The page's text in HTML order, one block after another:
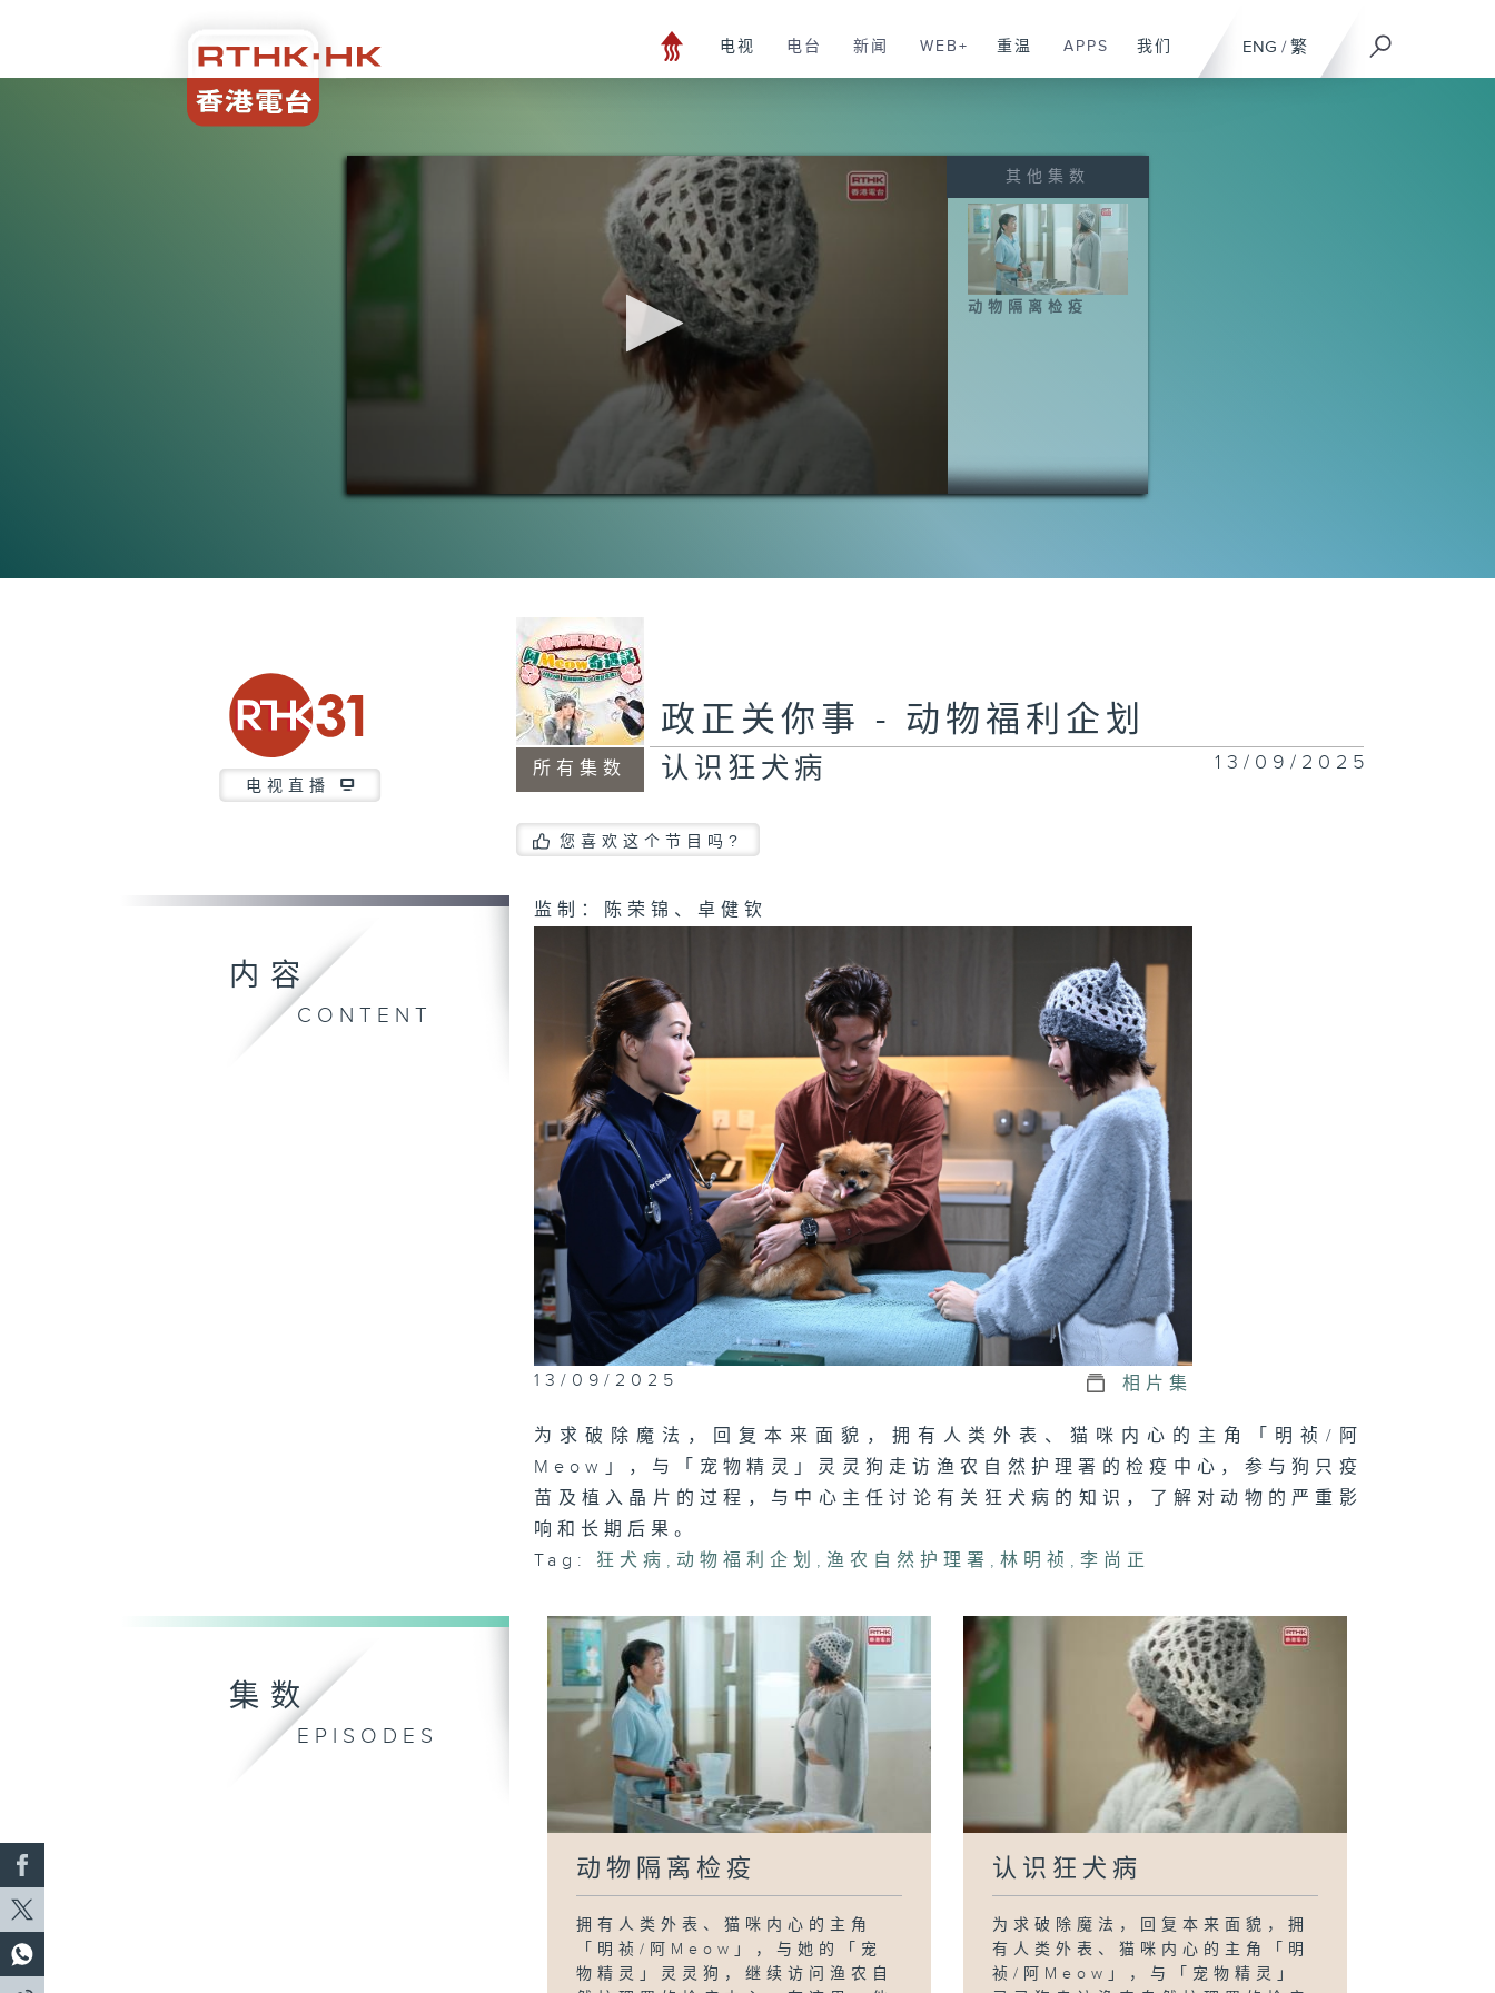
ENG / 繁
电视 电台 新闻 WEB+ 重温 APPS 我们
0
其他集数
动物隔离检疫
电视直播
所有集数
政正关你事 - 动物福利企划
认识狂犬病 13/09/2025
您喜欢这个节目吗?
内容
CONTENT
监制：陈荣锦、卓健钦
13/09/2025 相片集
为求破除魔法，回复本来面貌，拥有人类外表、猫咪内心的主角「明祯/阿
Meow」，与「宠物精灵」灵灵狗走访渔农自然护理署的检疫中心，参与狗只疫
苗及植入晶片的过程，与中心主任讨论有关狂犬病的知识，了解对动物的严重影
响和长期后果。
Tag:
狂犬病 ,动物福利企划 , 渔农自然护理署 ,林明祯 ,李尚正
集数
EPISODES
动物隔离检疫
拥有人类外表、猫咪内心的主角
「明祯/阿Meow」，与她的「宠
物精灵」灵灵狗，继续访问渔农自
认识狂犬病
为求破除魔法，回复本来面貌，拥
有人类外表、猫咪内心的主角「明
祯/阿Meow」，与「宠物精灵」